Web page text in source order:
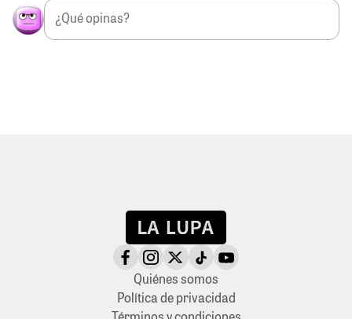
Quiénes somos
Política de privacidad